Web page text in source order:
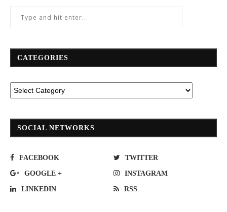
CATEGORIES
SOCIAL NETWORKS
FACEBOOK TWITTER
GOOGLE + INSTAGRAM
LINKEDIN RSS